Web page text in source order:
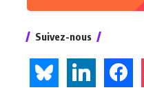
Suivez-nous
bluesky linkedin facebook